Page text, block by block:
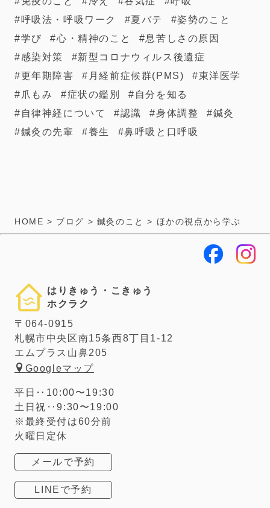
呼吸法・呼吸ワーク
夏バテ
姿勢のこと
学び
心・精神のこと
息苦しさの原因
感染対策
新型コロナウィルス後遺症
更年期障害
月経前症候群(PMS)
東洋医学
爪もみ
症状の鑑別
自分を知る
自律神経について
認識 身体調整
鍼灸
鍼灸の先輩
養生 鼻呼吸と口呼吸
HOME > ブログ > 鍼灸のこと > ほかの視点から学ぶ
はりきゅう・こきゅう
ホクラク
〒064-0915
札幌市中央区南15条西8丁目1-12
エムプラス山鼻205
Googleマップ
平日‥10:00〜19:30
土日祝‥9:30〜19:00
※最終受付は60分前
火曜日定休
メールで予約
LINEで予約